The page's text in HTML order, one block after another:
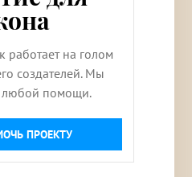
работает на голом
создателей. Мы
любой помощи.
ПРОЕКТУ